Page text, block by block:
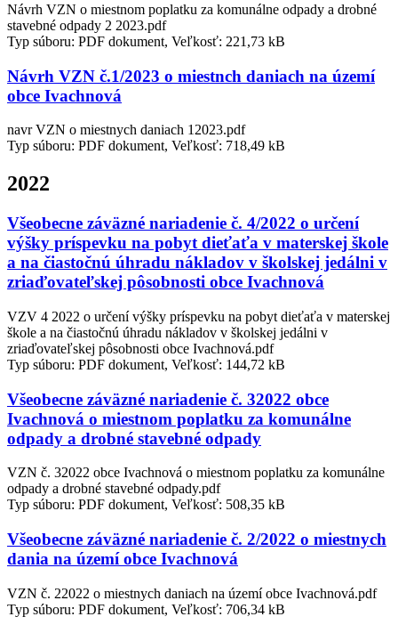
Návrh VZN o miestnom poplatku za komunálne odpady a drobné
stavebné odpady 2 2023.pdf
Typ súboru: PDF dokument, Veľkosť: 221,73 kB
Návrh VZN č.1/2023 o miestnch daniach na území
obce Ivachnová
navr VZN o miestnych daniach 12023.pdf
Typ súboru: PDF dokument, Veľkosť: 718,49 kB
2022
Všeobecne záväzné nariadenie č. 4/2022 o určení
výšky príspevku na pobyt dieťaťa v materskej škole
a na čiastočnú úhradu nákladov v školskej jedálni v
zriaďovateľskej pôsobnosti obce Ivachnová
VZV 4 2022 o určení výšky príspevku na pobyt dieťaťa v materskej
škole a na čiastočnú úhradu nákladov v školskej jedálni v
zriaďovateľskej pôsobnosti obce Ivachnová.pdf
Typ súboru: PDF dokument, Veľkosť: 144,72 kB
Všeobecne záväzné nariadenie č. 32022 obce
Ivachnová o miestnom poplatku za komunálne
odpady a drobné stavebné odpady
VZN č. 32022 obce Ivachnová o miestnom poplatku za komunálne
odpady a drobné stavebné odpady.pdf
Typ súboru: PDF dokument, Veľkosť: 508,35 kB
Všeobecne záväzné nariadenie č. 2/2022 o miestnych
dania na území obce Ivachnová
VZN č. 22022 o miestnych daniach na území obce Ivachnová.pdf
Typ súboru: PDF dokument, Veľkosť: 706,34 kB